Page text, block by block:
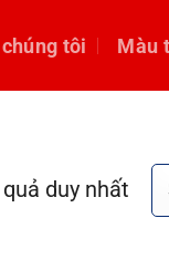
tôi Màu
duy nhất